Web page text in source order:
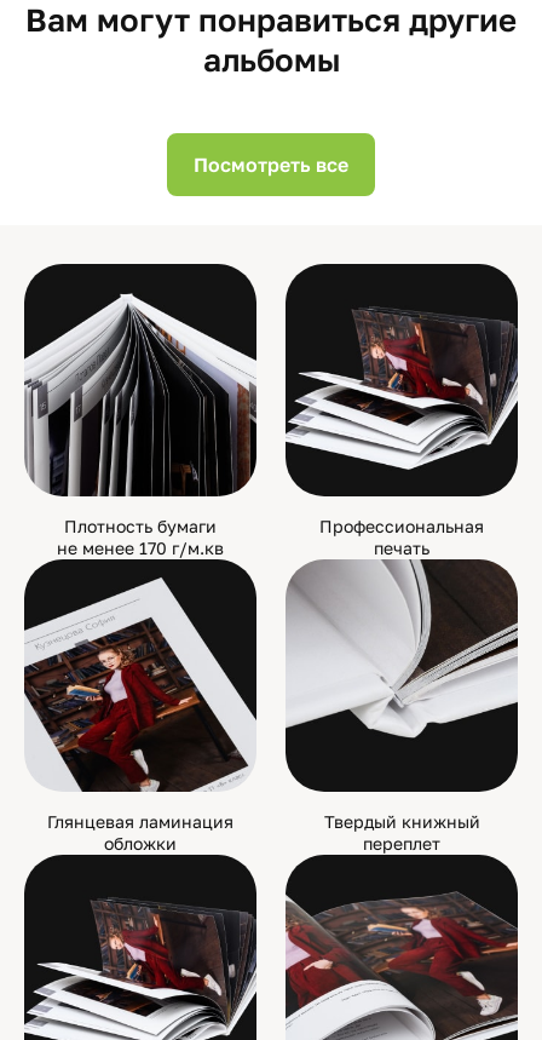
Вам могут понравиться другие
альбомы
Посмотреть все
Плотность бумаги
не менее 170 г/м.кв
Профессиональная
печать
Глянцевая ламинация
обложки
Твердый книжный
переплет